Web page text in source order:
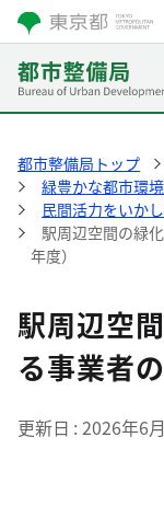
都市整備局トップ
緑豊かな都市環
民間活力をいか
駅周辺空間の緑
年度）
駅周辺空
る事業者
更新日 2026年6